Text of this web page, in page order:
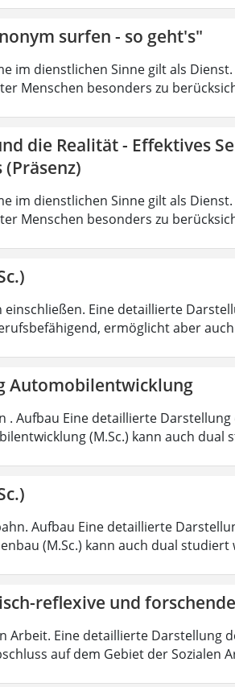
surfen - so geht's"
im dienstlichen Sinne gilt als
Menschen besonders zu
die Realität - Effektives
im dienstlichen Sinne gilt als
Menschen besonders zu
Eine detaillierte
ermöglicht aber
Automobilentwicklung
Aufbau Eine detaillierte
(M.Sc.) kann auch dual
Aufbau Eine detaillierte
(M.Sc.) kann auch dual
reflexive und
Arbeit. Eine detaillierte Darstellung
auf dem Gebiet der Sozialen